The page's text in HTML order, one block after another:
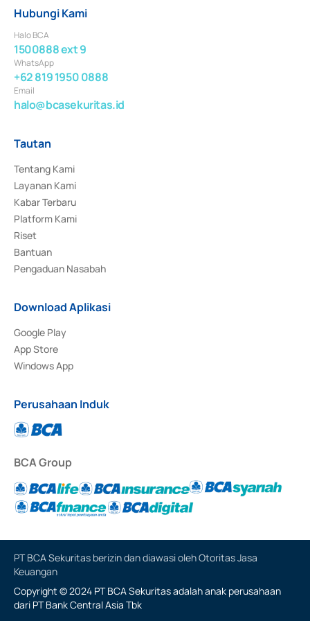
Hubungi Kami
Halo BCA
1500888 ext 9
WhatsApp
+62 819 1950 0888
Email
halo@bcasekuritas.id
Tautan
Tentang Kami
Layanan Kami
Kabar Terbaru
Platform Kami
Riset
Bantuan
Pengaduan Nasabah
Download Aplikasi
Google Play
App Store
Windows App
Perusahaan Induk
BCA Group
PT BCA Sekuritas berizin dan diawasi oleh Otoritas Jasa
Keuangan
Copyright © 2024 PT BCA Sekuritas adalah anak perusahaan
dari PT Bank Central Asia Tbk